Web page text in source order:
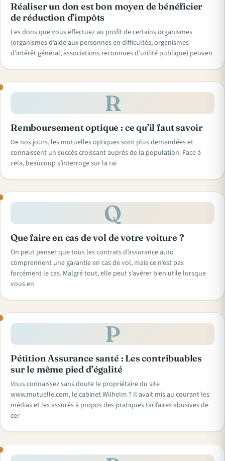
Réaliser un don est bon moyen de bénéficier
de réduction d’impôts
Les dons que vous effectuez au profit de certains organismes
(organismes d’aide aux personnes en difficultés, organismes
d’intérêt général, associations reconnues d’utilité publique) peuven
R
Remboursement optique : ce qu’il faut savoir
De nos jours, les mutuelles optiques sont plus demandées et
connaissent un succès croissant auprès de la population. Face à
cela, beaucoup s’interroge sur la rai
Q
Que faire en cas de vol de votre voiture ?
On peut penser que tous les contrats d’assurance auto
comprennent une garantie en cas de vol, mais ce n’est pas
forcément le cas. Malgré tout, elle peut s’avérer bien utile lorsque
vous en
P
Pétition Assurance santé : Les contribuables
sur le même pied d’égalité
Vous connaissez sans doute le propriétaire du site
www.mutuelle.com, le cabinet Wilhelm ? Il avait mis au courant les
médias et les assurés à propos des pratiques tarifaires abusives de
cer